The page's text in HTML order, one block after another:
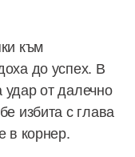
към
до успех. В
от далечно
избита с глава
в корнер.